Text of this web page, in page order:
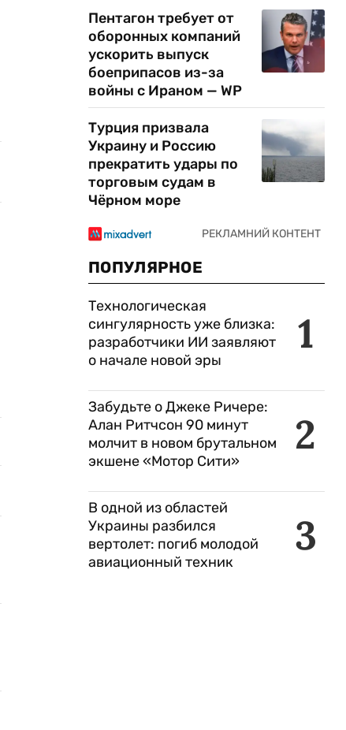
Пентагон требует от
оборонных компаний
ускорить выпуск
боеприпасов из-за
войны с Ираном — WP
Турция призвала
Украину и Россию
прекратить удары по
торговым судам в
Чёрном море
ПОПУЛЯРНОЕ
1
Технологическая
сингулярность уже близка:
разработчики ИИ заявляют
о начале новой эры
2
Забудьте о Джеке Ричере:
Алан Ритчсон 90 минут
молчит в новом брутальном
экшене «Мотор Сити»
3
В одной из областей
Украины разбился
вертолет: погиб молодой
авиационный техник